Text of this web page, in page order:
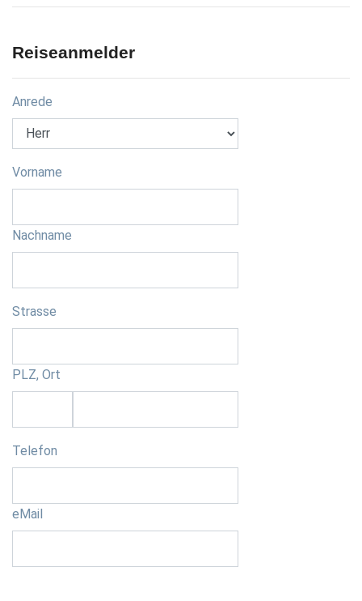
Reiseanmelder
Anrede
Vorname
Nachname
Strasse
PLZ, Ort
Telefon
eMail